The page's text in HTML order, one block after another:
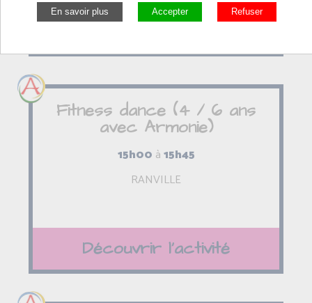
Fitness dance (4 / 6 ans
avec Armonie)
15h00 à15h45
RANVILLE
Découvrir l'activité